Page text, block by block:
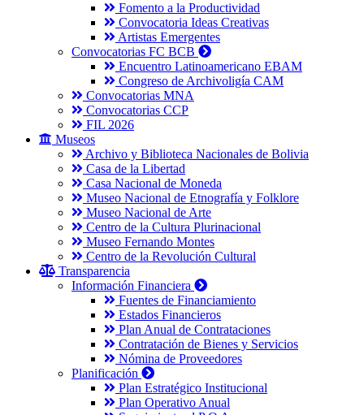
Fomento a la Productividad
Convocatoria Ideas Creativas
Artistas Emergentes
Convocatorias FC BCB
Encuentro Latinoamericano EBAM
Congreso de Archivoligía CAM
Convocatorias MNA
Convocatorias CCP
FIL 2026
Museos
Archivo y Biblioteca Nacionales de Bolivia
Casa de la Libertad
Casa Nacional de Moneda
Museo Nacional de Etnografía y Folklore
Museo Nacional de Arte
Centro de la Cultura Plurinacional
Museo Fernando Montes
Centro de la Revolución Cultural
Transparencia
Información Financiera
Fuentes de Financiamiento
Estados Financieros
Plan Anual de Contrataciones
Contratación de Bienes y Servicios
Nómina de Proveedores
Planificación
Plan Estratégico Institucional
Plan Operativo Anual